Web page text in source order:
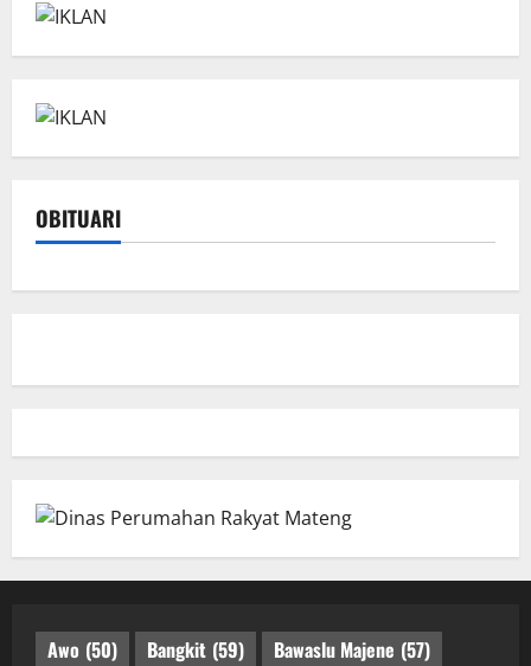
OBITUARI
Awo (50) Bangkit (59) Bawaslu Majene (57)